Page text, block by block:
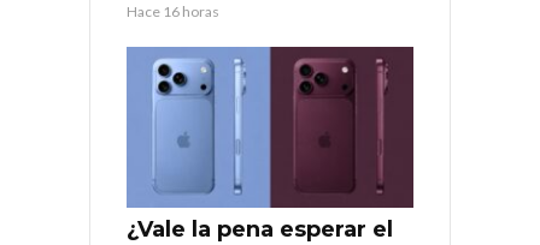
Hace 16 horas
¿Vale la pena esperar el